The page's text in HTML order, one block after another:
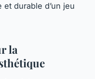
durable d’un jeu
la